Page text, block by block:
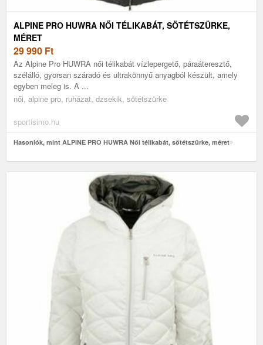
ALPINE PRO HUWRA NŐI TÉLIKABÁT, SÖTÉTSZÜRKE,
MÉRET
29 990 Ft
Az Alpine Pro HUWRA női télikabát vízlepergető, páraáteresztő,
szélálló, gyorsan száradó és ultrakönnyű anyagból készült, amely
egyben meleg is. A ...
női, alpine pro, ruházat, dzsekik, sötétszürke
sportisimo.hu
Hasonlók, mint ALPINE PRO HUWRA Női télikabát, sötétszürke, méret